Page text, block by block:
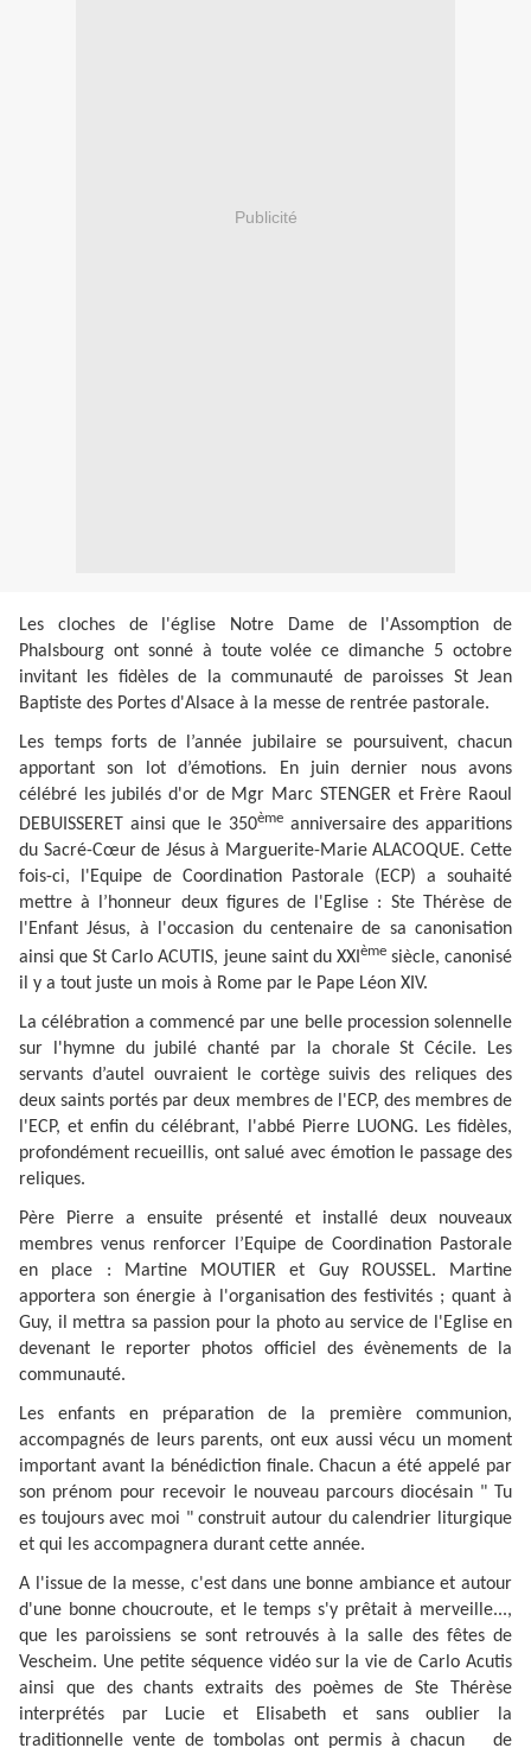
Publicité
Les cloches de l'église Notre Dame de l'Assomption de
Phalsbourg ont sonné à toute volée ce dimanche 5 octobre
invitant les fidèles de la communauté de paroisses St Jean
Baptiste des Portes d'Alsace à la messe de rentrée pastorale.
Les temps forts de l’année jubilaire se poursuivent, chacun
apportant son lot d’émotions. En juin dernier nous avons
célébré les jubilés d'or de Mgr Marc STENGER et Frère Raoul
DEBUISSERET ainsi que le 350èmeanniversaire des apparitions
du Sacré-Cœur de Jésus à Marguerite-Marie ALACOQUE. Cette
fois-ci, l'Equipe de Coordination Pastorale (ECP) a souhaité
mettre à l’honneur deux figures de l'Eglise : Ste Thérèse de
l'Enfant Jésus, à l'occasion du centenaire de sa canonisation
ainsi que St Carlo ACUTIS, jeune saint du XXI èmesiècle, canonisé
il y a tout juste un mois à Rome par le Pape Léon XIV.
La célébration a commencé par une belle procession solennelle
sur l'hymne du jubilé chanté par la chorale St Cécile. Les
servants d’autel ouvraient le cortège suivis des reliques des
deux saints portés par deux membres de l'ECP, des membres de
l'ECP, et enfin du célébrant, l'abbé Pierre LUONG. Les fidèles,
profondément recueillis, ont salué avec émotion le passage des
reliques.
Père Pierre a ensuite présenté et installé deux nouveaux
membres venus renforcer l’Equipe de Coordination Pastorale
en place : Martine MOUTIER et Guy ROUSSEL. Martine
apportera son énergie à l'organisation des festivités ; quant à
Guy, il mettra sa passion pour la photo au service de l'Eglise en
devenant le reporter photos officiel des évènements de la
communauté.
Les enfants en préparation de la première communion,
accompagnés de leurs parents, ont eux aussi vécu un moment
important avant la bénédiction finale. Chacun a été appelé par
son prénom pour recevoir le nouveau parcours diocésain " Tu
es toujours avec moi " construit autour du calendrier liturgique
et qui les accompagnera durant cette année.
A l'issue de la messe, c'est dans une bonne ambiance et autour
d'une bonne choucroute, et le temps s'y prêtait à merveille...,
que les paroissiens se sont retrouvés à la salle des fêtes de
Vescheim. Une petite séquence vidéo sur la vie de Carlo Acutis
ainsi que des chants extraits des poèmes de Ste Thérèse
interprétés par Lucie et Elisabeth et sans oublier la
traditionnelle vente de tombolas ont permis à chacun de